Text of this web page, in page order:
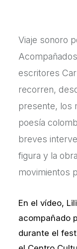
Viaje sonoro
escritores
recorren,
presente, los
poesía
breves
figura y la
movimientos
En el vídeo,
acompañado
durante el